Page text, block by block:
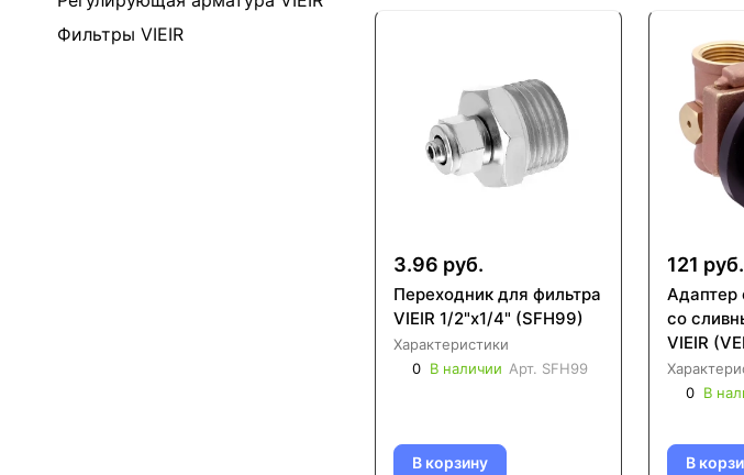
Фильтры VIEIR
3.96 руб.
Переходник для фильтра
VIEIR 1/2"х1/4" (SFH99)
Характеристики
0 В наличии Арт. SFH99
В корзину
121 руб.
Адаптер
со
VIEIR
0 В
В